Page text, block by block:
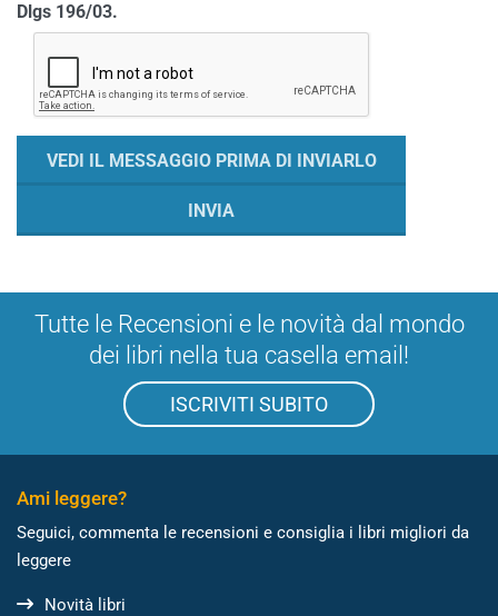
Dlgs 196/03.
Tutte le Recensioni e le novità dal mondo
dei libri nella tua casella email!
ISCRIVITI SUBITO
Ami leggere?
Seguici, commenta le recensioni e consiglia i libri migliori da
leggere
Novità libri